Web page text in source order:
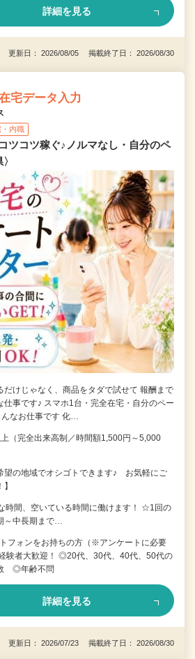
詳細を見る
更新日： 2026/08/05 掲載終了日： 2026/08/30
宅データ入力
内職
ツコツ稼ぐ♪ノルマなし・自分のペ
けじゃなく、商品をタダで試せて 報酬まで
仕事です♪ スマホ1台・完全在宅・自分のペー
なお仕事です 化…
（完全出来高制／時間額1,500円～5,000
望の地域でオシゴトできます♪ お気軽にご
時間、空いている時間に働けます！ ☆1回の
～中長期まで…
フォンをお持ちの方（※アンケートに必要
験者大歓迎！ ◎20代、30代、40代、50代の
◎年齢不問
詳細を見る
更新日： 2026/07/23 掲載終了日： 2026/08/30